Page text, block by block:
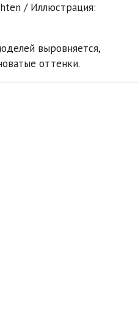
/ Иллюстрация:
выровняется,
оттенки.